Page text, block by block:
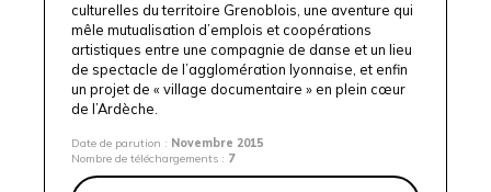
culturelles du territoire Grenoblois, une aventure qui
mêle mutualisation d’emplois et coopérations
artistiques entre une compagnie de danse et un lieu
de spectacle de l’agglomération lyonnaise, et enfin
un projet de « village documentaire » en plein cœur
de l’Ardèche.
Date de parution : Novembre 2015
Nombre de téléchargements : 7